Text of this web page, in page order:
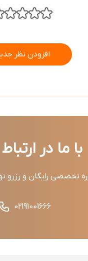
افزودن نظر
با ما در
تخصصی رایگان و رزرو
02191001666